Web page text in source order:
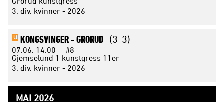
3. div. kvinner - 2026
U KONGSVINGER -GRORUD (3-3)
07.06. 14:00
#8
Gjemselund 1 kunstgress 11er
3. div. kvinner - 2026
MAI 2026